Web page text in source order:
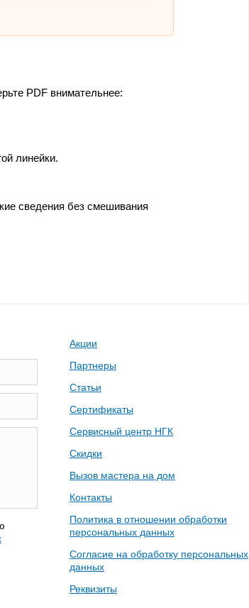
PDF внимательнее:
линейки.
сведения без смешивания
Акции
Партнеры
Статьи
Сертификаты
Сервисный центр НГК
Скидки
Вызов мастера на дом
Контакты
Политика в отношении обработки
персональных данных
Согласие на обработку персональных
данных
Реквизиты